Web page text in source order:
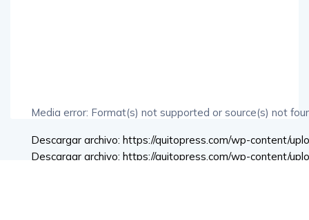
Media error: Format(s) not supported or source(s) not
Descargar archivo: https://quitopress.com/wp-content/
Descargar archivo: https://quitopress.com/wp-content/